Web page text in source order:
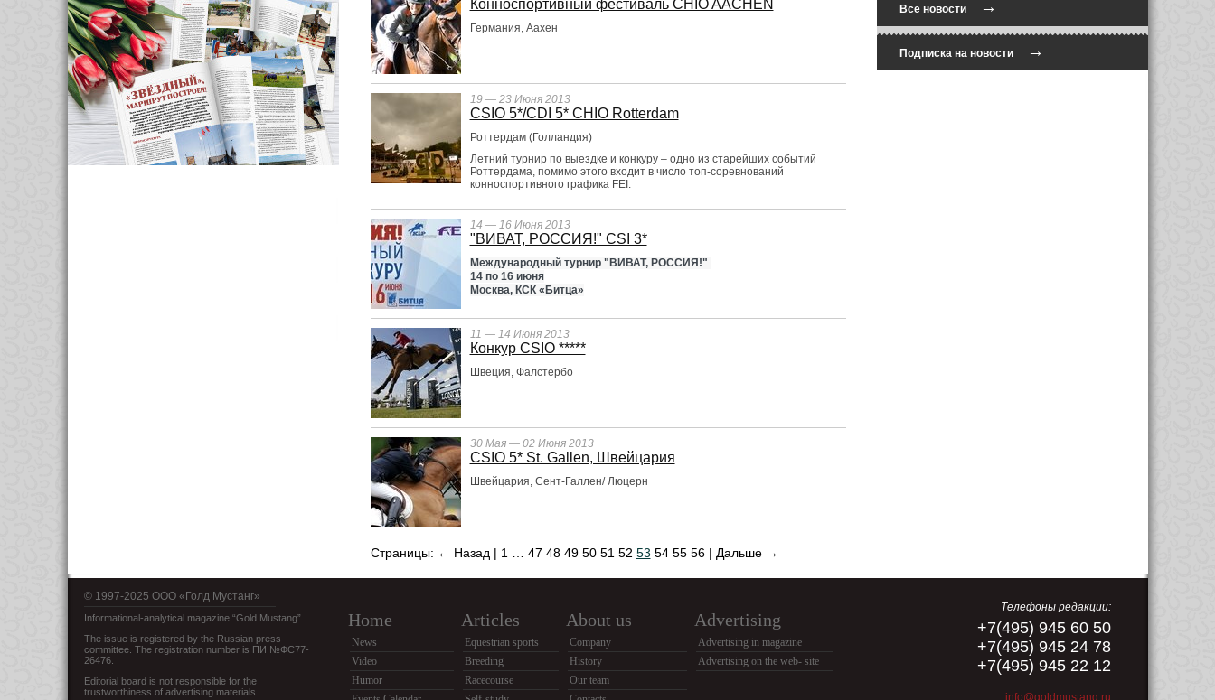
Конноспортивный фестиваль CHIO AACHEN
Германия, Аахен
19 — 23 Июня 2013
CSIO 5*/CDI 5* CHIO Rotterdam
Роттердам (Голландия)
Летний турнир по выездке и конкуру – одно из старейших событий
Роттердама, помимо этого входит в число топ-соревнований
конноспортивного графика FEI.
14 — 16 Июня 2013
"ВИВАТ, РОССИЯ!" CSI 3*
Международный турнир "ВИВАТ, РОССИЯ!"
14 по 16 июня
Москва, КСК «Битца»
11 — 14 Июня 2013
Конкур CSIO *****
Швеция, Фалстербо
30 Мая — 02 Июня 2013
CSIO 5* St. Gallen, Швейцария
Швейцария, Сент-Галлен/ Люцерн
Страницы: ← Назад | 1 47 48 49 50 51 52 53 54 55 56| Дальше →
Все новости→
Подписка на новости→
© 1997-2025 OOO «Голд Мустанг»
Informational-analytical magazine “Gold Mustang”
The issue is registered by the Russian press
committee. The registration number is ПИ №ФС77-
26476.
Editorial board is not responsible for the
trustworthiness of advertising materials.
Home
News
Video
Humor
Articles
Equestrian sports
Breeding
Racecourse
About us
Company
History
Our team
Advertising
Advertising in magazine
Advertising on the web- site
Телефоны редакции:
+7(495) 945 60 50
+7(495) 945 24 78
+7(495) 945 22 12
info@goldmustang.ru